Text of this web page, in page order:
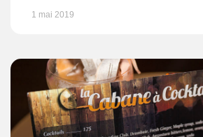
1 mai 2019